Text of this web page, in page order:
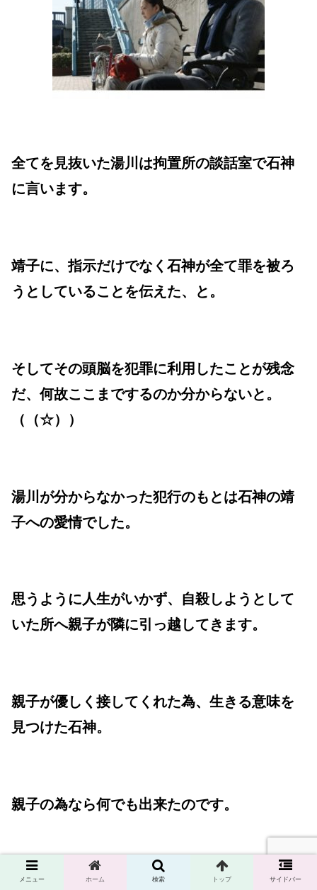
全てを見抜いた湯川は拘置所の談話室で石神
に言います。
靖子に、指示だけでなく石神が全て罪を被ろ
うとしていることを伝えた、と。
そしてその頭脳を犯罪に利用したことが残念
だ、何故ここまでするのか分からないと。
（（☆））
湯川が分からなかった犯行のもとは石神の靖
子への愛情でした。
思うように人生がいかず、自殺しようとして
いた所へ親子が隣に引っ越してきます。
親子が優しく接してくれた為、生きる意味を
見つけた石神。
親子の為なら何でも出来たのです。
石神は湯川の完璧な推理に驚くも、裁判さえ
メニュー ホーム 検索 トップ サイドバー